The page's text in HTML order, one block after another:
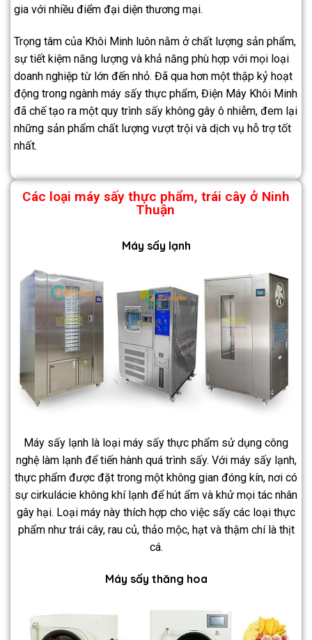
gia với nhiều điểm đại diện thương mại.
Trọng tâm của Khôi Minh luôn nằm ở chất lượng sản phẩm,
sự tiết kiệm năng lượng và khả năng phù hợp với mọi loại
doanh nghiệp từ lớn đến nhỏ. Đã qua hơn một thập kỷ hoạt
động trong ngành máy sấy thực phẩm, Điện Máy Khôi Minh
đã chế tạo ra một quy trình sấy không gây ô nhiễm, đem lại
những sản phẩm chất lượng vượt trội và dịch vụ hỗ trợ tốt
nhất.
Các loại máy sấy thực phẩm, trái cây ở Ninh
Thuận
Máy sấy lạnh
Máy sấy lạnh là loại máy sấy thực phẩm sử dụng công
nghệ làm lạnh để tiến hành quá trình sấy. Với máy sấy lạnh,
thực phẩm được đặt trong một không gian đóng kín, nơi có
sự cirkulácie không khí lạnh để hút ẩm và khử mọi tác nhân
gây hại. Loại máy này thích hợp cho việc sấy các loại thực
phẩm như trái cây, rau củ, thảo mộc, hạt và thậm chí là thịt
cá.
Máy sấy thăng hoa